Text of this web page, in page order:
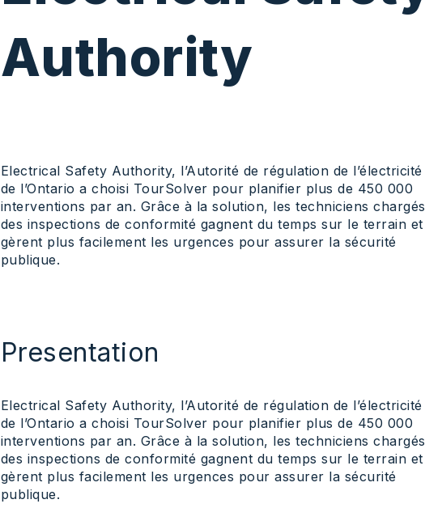
Authority
Electrical Safety Authority, l’Autorité de régulation de l’électricité
de l’Ontario a choisi TourSolver pour planifier plus de 450 000
interventions par an. Grâce à la solution, les techniciens chargés
des inspections de conformité gagnent du temps sur le terrain et
gèrent plus facilement les urgences pour assurer la sécurité
publique.
Presentation
Electrical Safety Authority, l’Autorité de régulation de l’électricité
de l’Ontario a choisi TourSolver pour planifier plus de 450 000
interventions par an. Grâce à la solution, les techniciens chargés
des inspections de conformité gagnent du temps sur le terrain et
gèrent plus facilement les urgences pour assurer la sécurité
publique.